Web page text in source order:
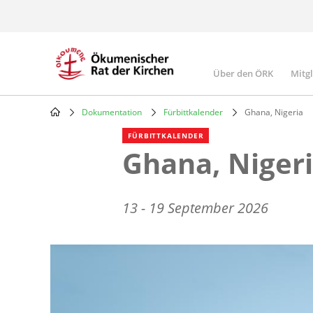
Main
navigation
Über den ÖRK
Breadcrumb
Dokumentation Fürbittkalender Ghana, Nigeria
FÜRBITTKALENDER
Ghana,
13 - 19 September 2026